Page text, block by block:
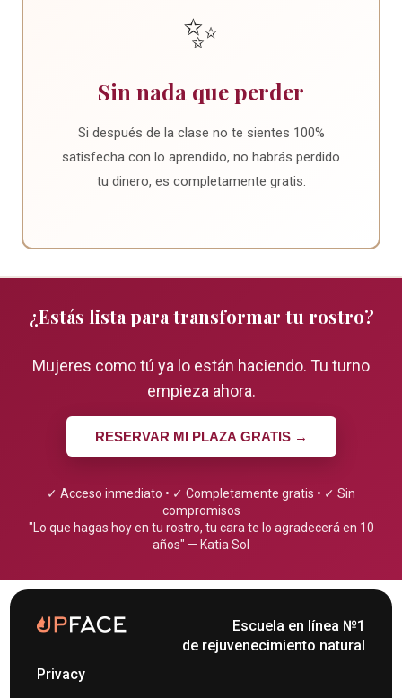
✨
Sin nada que perder
Si después de la clase no te sientes 100%
satisfecha con lo aprendido, no habrás perdido
tu dinero, es completamente gratis.
¿Estás lista para transformar tu rostro?
Mujeres como tú ya lo están haciendo. Tu turno
empieza ahora.
RESERVAR MI PLAZA GRATIS →
✓ Acceso inmediato • ✓ Completamente gratis • ✓ Sin
compromisos
"Lo que hagas hoy en tu rostro, tu cara te lo agradecerá en 10
años" — Katia Sol
Escuela en línea №1
de rejuvenecimiento natural
Privacy